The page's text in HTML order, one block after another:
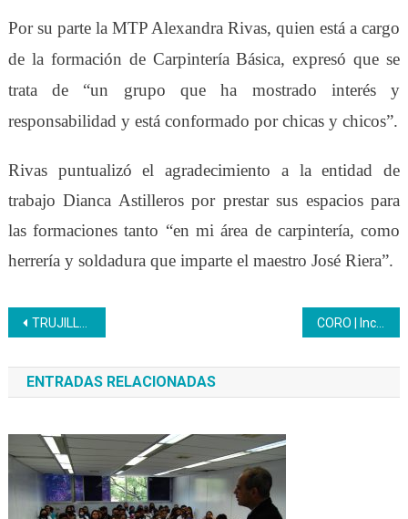
Por su parte la MTP Alexandra Rivas, quien está a cargo
de la formación de Carpintería Básica, expresó que se
trata de “un grupo que ha mostrado interés y
responsabilidad y está conformado por chicas y chicos”.
Rivas puntualizó el agradecimiento a la entidad de
trabajo Dianca Astilleros por prestar sus espacios para
las formaciones tanto “en mi área de carpintería, como
herrería y soldadura que imparte el maestro José Riera”.
Navegación
de
entradas
TRUJILLO | Inces continúa plan de acreditación de saberes CORO | Inces e Hidrofalcón avanzan para impulsar el conocimiento de la clase trabajadora
ENTRADAS RELACIONADAS